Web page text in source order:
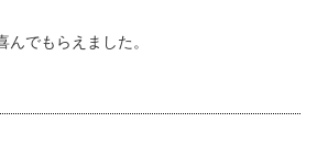
んでもらえました。